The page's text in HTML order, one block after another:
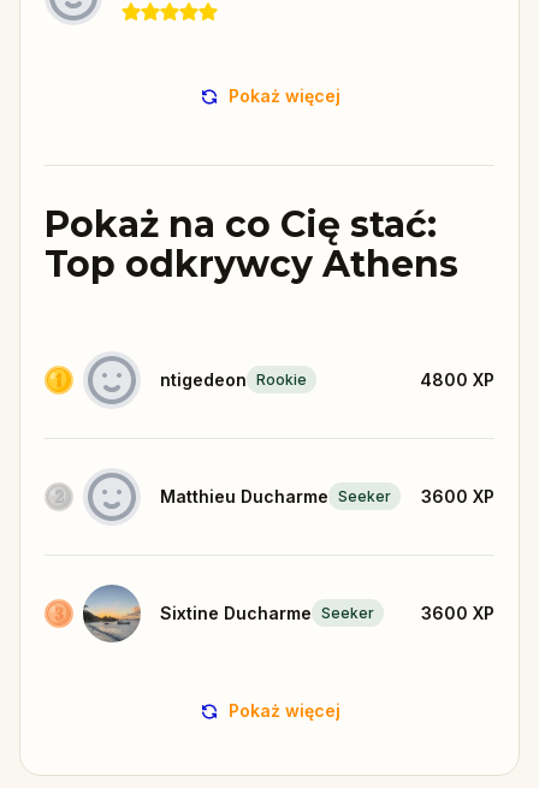
Pokaż więcej
Pokaż na co Cię stać:
Top odkrywcy Athens
ntigedeon Rookie 4800 XP
Matthieu Ducharme Seeker 3600 XP
Sixtine Ducharme Seeker 3600 XP
Pokaż więcej